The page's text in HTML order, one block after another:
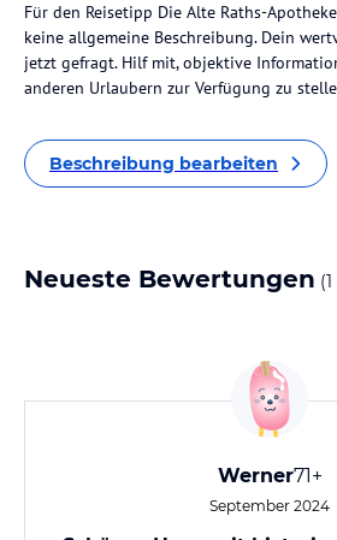
Für den Reisetipp Die Alte Raths-
keine allgemeine Beschreibung. Dein
jetzt gefragt. Hilf mit, objektive
anderen Urlaubern zur Verfügung zu
Beschreibung bearbeiten
Neueste Bewertungen
Werner71+
September 2024